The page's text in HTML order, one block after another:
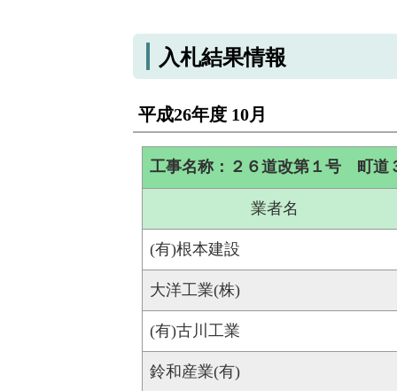
入札結果情報
平成26年度 10月
工事名称：２６道改第１号 町道
業者名
(有)根本建設
大洋工業(株)
(有)古川工業
鈴和産業(有)